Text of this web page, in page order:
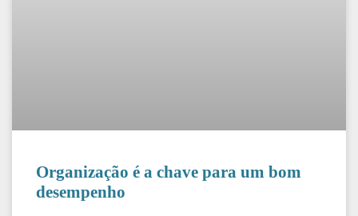
Organização é a chave para um bom
desempenho